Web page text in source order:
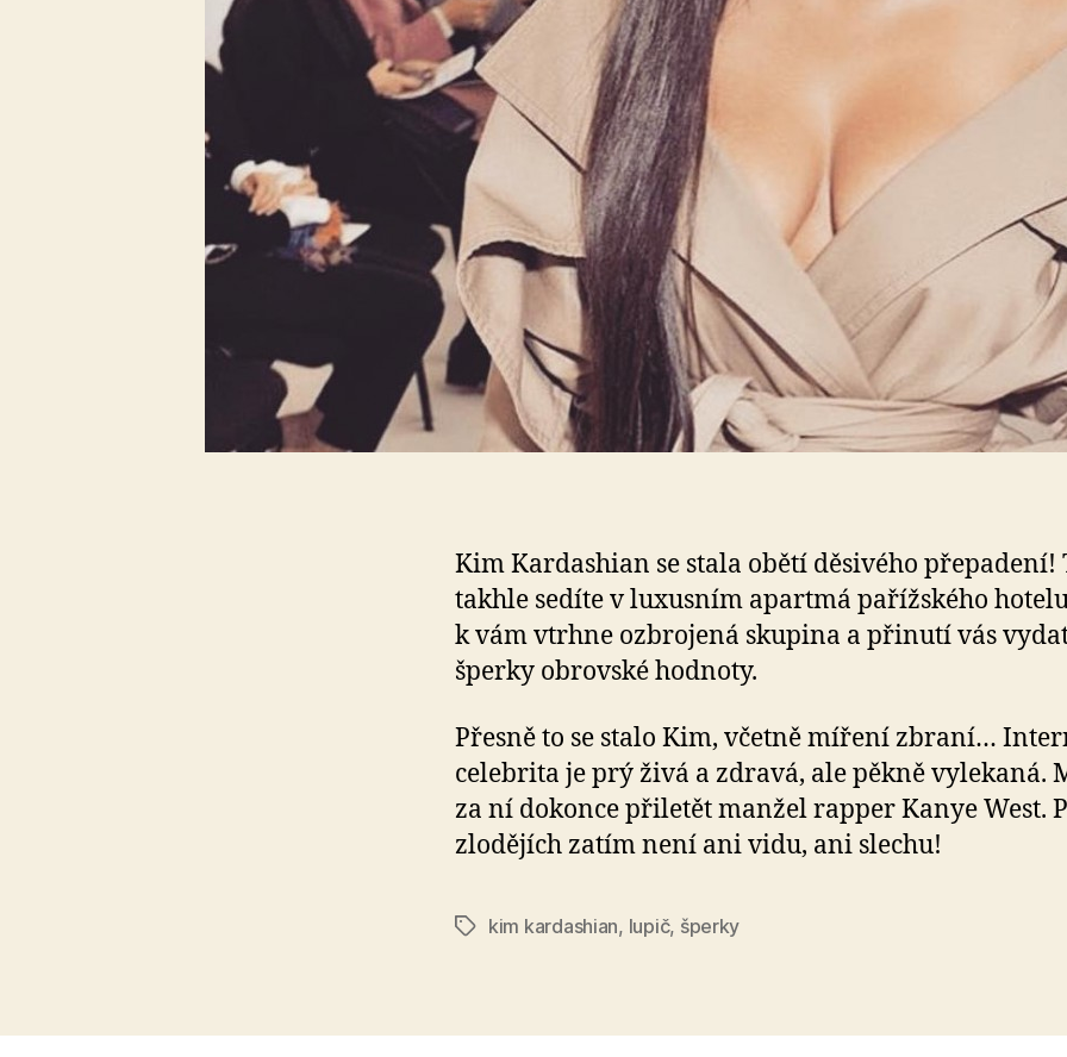
Kim Kardashian se stala obětí děsivého přepadení!
takhle sedíte v luxusním apartmá pařížského
k vám vtrhne ozbrojená skupina a přinutí vás
šperky obrovské hodnoty.
Přesně to se stalo Kim, včetně míření zbraní…
celebrita je prý živá a zdravá, ale pěkně vylekaná.
za ní dokonce přiletět manžel rapper Kanye West.
zlodějích zatím není ani vidu, ani slechu!
Štítkykim kardashian, lupič, šperky